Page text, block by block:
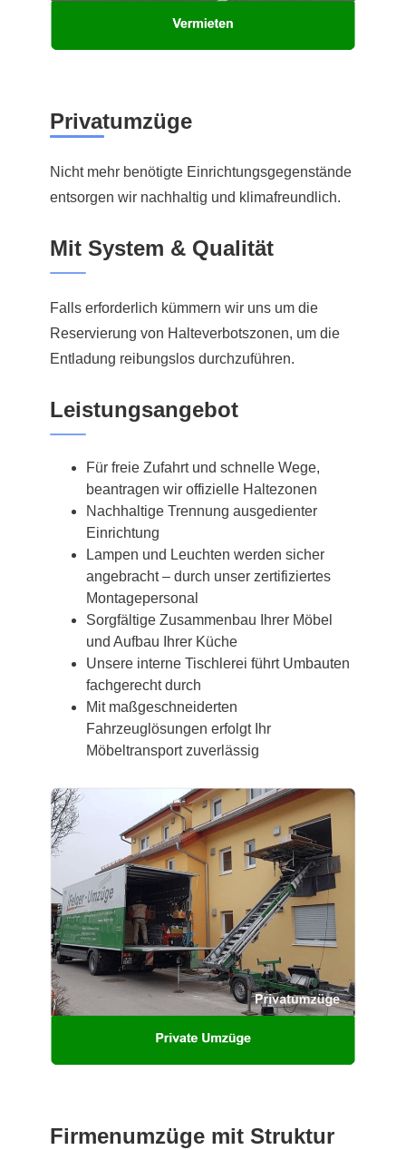
Privatumzüge
Nicht mehr benötigte Einrichtungsgegenstände
entsorgen wir nachhaltig und klimafreundlich.
Mit System & Qualität
Falls erforderlich kümmern wir uns um die
Reservierung von Halteverbotszonen, um die
Entladung reibungslos durchzuführen.
Leistungsangebot
Für freie Zufahrt und schnelle Wege,
beantragen wir offizielle Haltezonen
Nachhaltige Trennung ausgedienter
Einrichtung
Lampen und Leuchten werden sicher
angebracht – durch unser zertifiziertes
Montagepersonal
Sorgfältige Zusammenbau Ihrer Möbel
und Aufbau Ihrer Küche
Unsere interne Tischlerei führt Umbauten
fachgerecht durch
Mit maßgeschneiderten
Fahrzeuglösungen erfolgt Ihr
Möbeltransport zuverlässig
Firmenumzüge mit Struktur